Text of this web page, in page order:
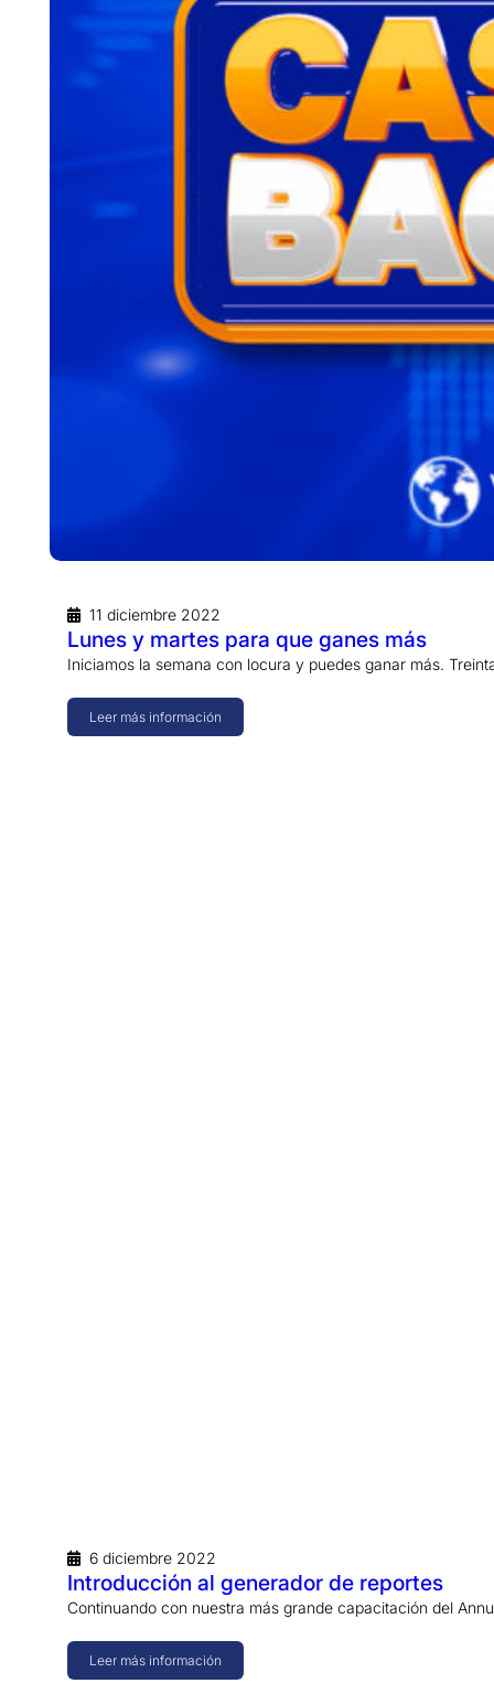
11 diciembre 2022
Lunes y martes para que ganes más
Iniciamos la semana con locura y puedes ganar más.
Leer más información
6 diciembre 2022
Introducción al generador de reportes
Continuando con nuestra más grande capacitación del
Leer más información